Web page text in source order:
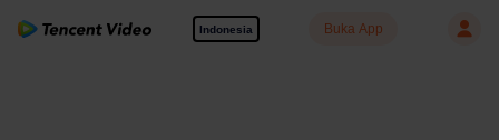
Indonesia Buka App